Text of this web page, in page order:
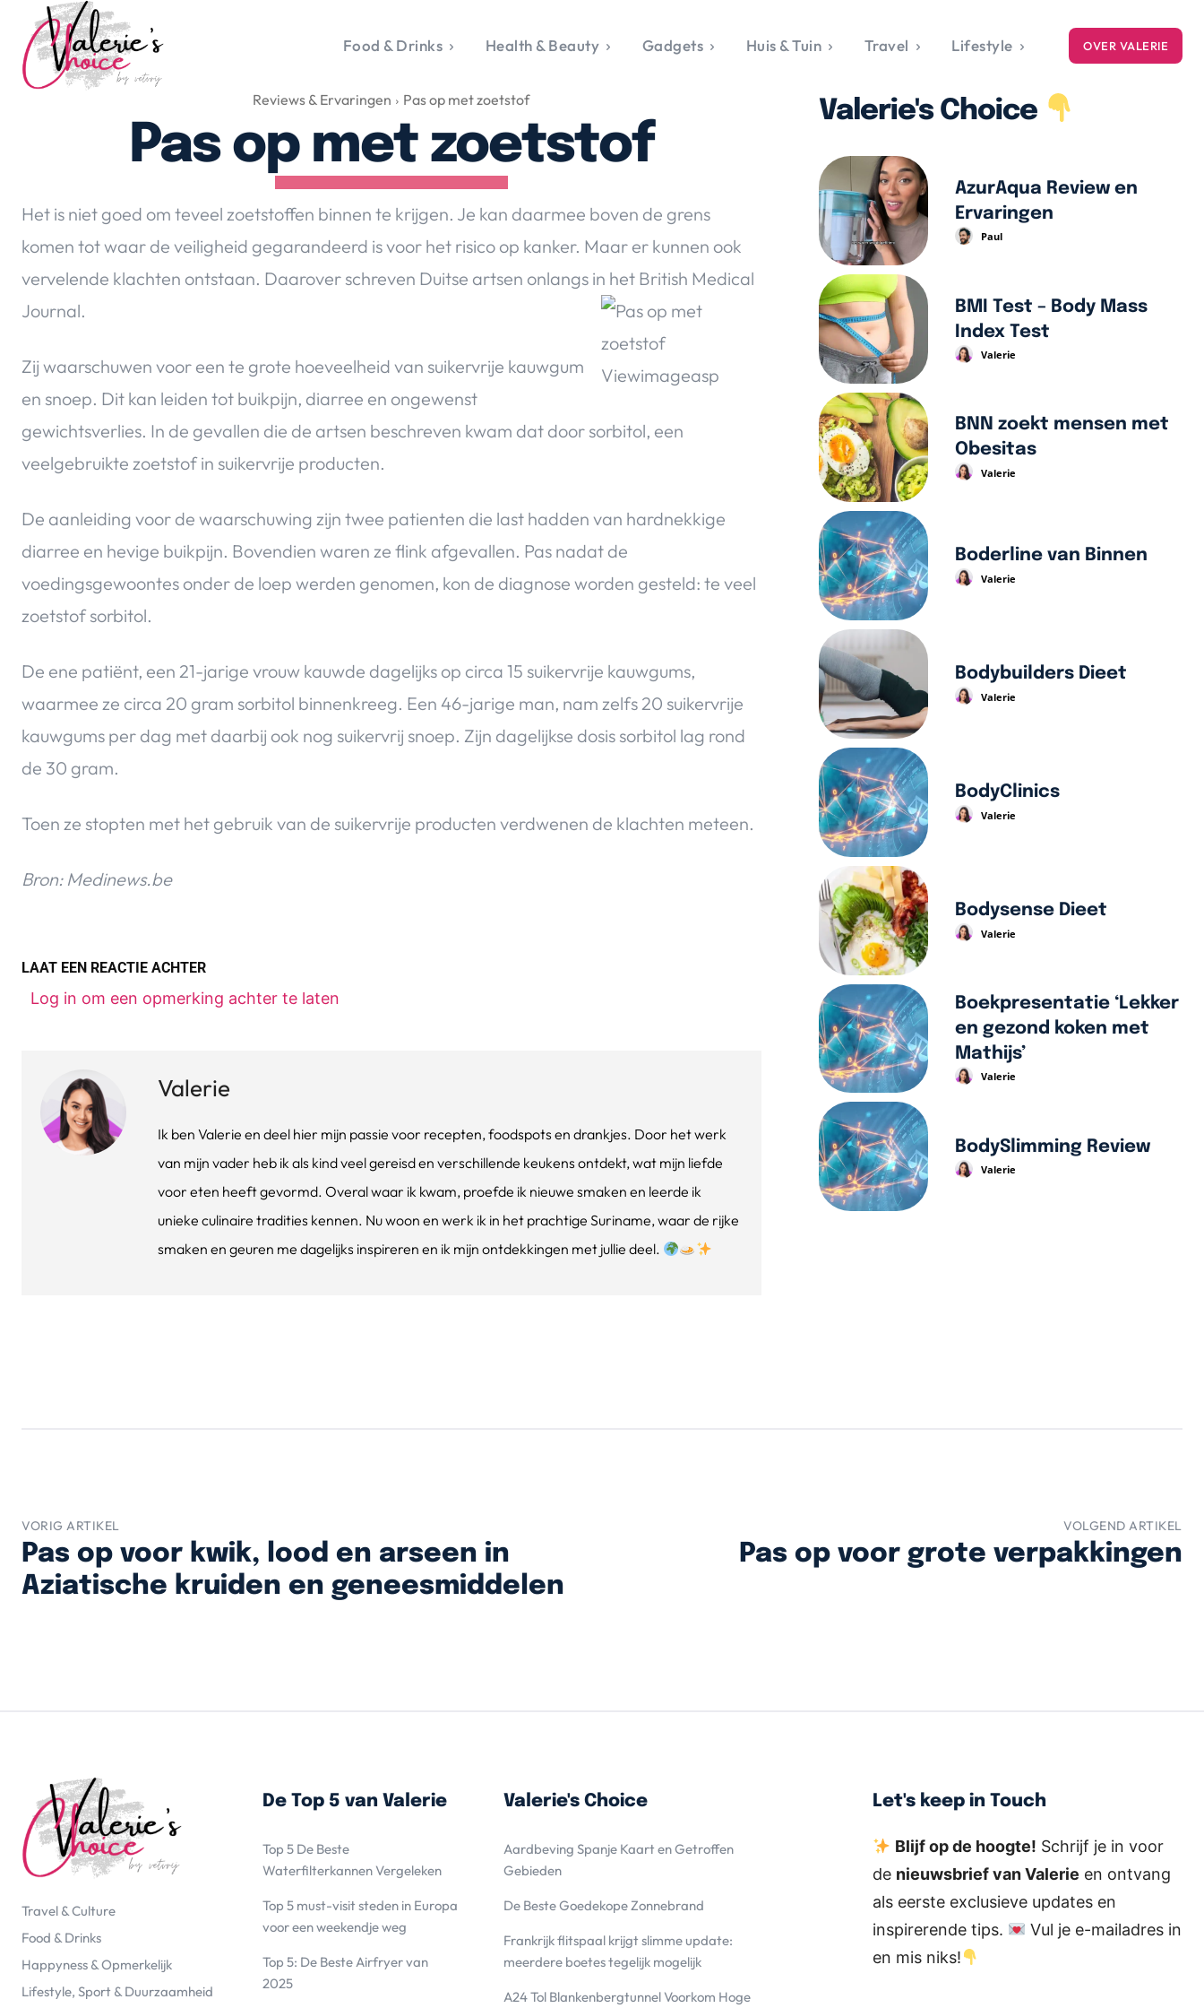
Valerie's Topics
Travel & Culture
Food & Drinks
Happyness & Opmerkelijk
Lifestyle, Sport &
Duurzaamheid
Gadgets & Tech
Top 5 van Valerie
Nieuws & Media
Over Valerie
De Top 5
Lifestyle
Food & Drinks Health & Beauty Gadgets Huis & Tuin Travel Lifestyle OVER VALERIE
Reviews & Ervaringen Pas op met zoetstof
Pas op met zoetstof
Het is niet goed om teveel zoetstoffen binnen te krijgen. Je kan daarmee boven de grens
komen tot waar de veiligheid gegarandeerd is voor het risico op kanker. Maar er kunnen ook
vervelende klachten ontstaan. Daarover schreven Duitse artsen onlangs in het British Medical
Journal.
Zij waarschuwen voor een te grote hoeveelheid van suikervrije kauwgum
en snoep. Dit kan leiden tot buikpijn, diarree en ongewenst
gewichtsverlies. In de gevallen die de artsen beschreven kwam dat door sorbitol, een
veelgebruikte zoetstof in suikervrije producten.
De aanleiding voor de waarschuwing zijn twee patienten die last hadden van hardnekkige
diarree en hevige buikpijn. Bovendien waren ze flink afgevallen. Pas nadat de
voedingsgewoontes onder de loep werden genomen, kon de diagnose worden gesteld: te veel
zoetstof sorbitol.
De ene patiënt, een 21-jarige vrouw kauwde dagelijks op circa 15 suikervrije kauwgums,
waarmee ze circa 20 gram sorbitol binnenkreeg. Een 46-jarige man, nam zelfs 20 suikervrije
kauwgums per dag met daarbij ook nog suikervrij snoep. Zijn dagelijkse dosis sorbitol lag rond
de 30 gram.
Toen ze stopten met het gebruik van de suikervrije producten verdwenen de klachten meteen.
Bron: Medinews.be
LAAT EEN REACTIE ACHTER
Log in om een opmerking achter te laten
Valerie
Ik ben Valerie en deel hier mijn passie voor recepten, foodspots en drankjes. Door het werk
van mijn vader heb ik als kind veel gereisd en verschillende keukens ontdekt, wat mijn liefde
voor eten heeft gevormd. Overal waar ik kwam, proefde ik nieuwe smaken en leerde ik
unieke culinaire tradities kennen. Nu woon en werk ik in het prachtige Suriname, waar de rijke
smaken en geuren me dagelijks inspireren en ik mijn ontdekkingen met jullie deel.
Valerie's Choice
AzurAqua Review en
Ervaringen
Paul
BMI Test – Body Mass
Index Test
Valerie
BNN zoekt mensen met
Obesitas
Valerie
Boderline van Binnen
Valerie
Bodybuilders Dieet
Valerie
BodyClinics
Valerie
Bodysense Dieet
Valerie
Boekpresentatie ‘Lekker
en gezond koken met
Mathijs’
Valerie
BodySlimming Review
Valerie
VORIG ARTIKEL
Pas op voor kwik, lood en arseen in
Aziatische kruiden en geneesmiddelen
VOLGEND ARTIKEL
Pas op voor grote verpakkingen
Travel & Culture
Food & Drinks
Happyness & Opmerkelijk
Lifestyle, Sport & Duurzaamheid
De Top 5 van Valerie
Top 5 De Beste
Waterfilterkannen Vergeleken
Top 5 must-visit steden in Europa
voor een weekendje weg
Top 5: De Beste Airfryer van
2025
Valerie's Choice
Aardbeving Spanje Kaart en Getroffen
Gebieden
De Beste Goedekope Zonnebrand
Frankrijk flitspaal krijgt slimme update:
meerdere boetes tegelijk mogelijk
A24 Tol Blankenbergtunnel Voorkom Hoge
Let's keep in Touch
Blijf op de hoogte! Schrijf je in voor
de nieuwsbrief van Valerie en ontvang
als eerste exclusieve updates en
inspirerende tips.
Vul je e-mailadres in
en mis niks!